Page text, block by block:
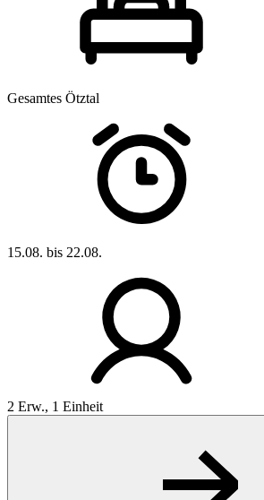
Gesamtes Ötztal
15.08. bis 22.08.
2 Erw., 1 Einheit